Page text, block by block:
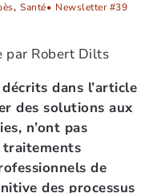
, Santé• Newsletter #39
dans l’article
des solutions aux
n’ont pas
traitements
de
des processus